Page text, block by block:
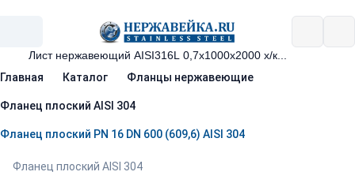
Главная Каталог Фланцы нержавеющие
Фланец плоский AISI 304
Фланец плоский PN 16 DN 600 (609,6) AISI 304
Фланец плоский AISI 304